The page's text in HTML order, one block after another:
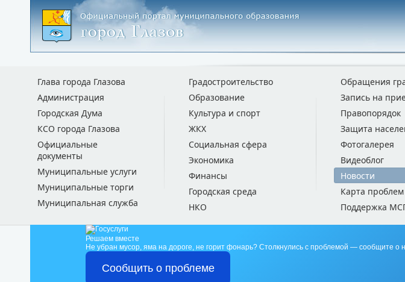
Глава города Глазова
Администрация
Городская Дума
КСО города Глазова
Официальные
документы
Муниципальные услуги
Муниципальные торги
Муниципальная служба
Градостроительство
Образование
Культура и спорт
ЖКХ
Социальная сфера
Экономика
Финансы
Городская среда
НКО
Обращения
Запись на
Правопорядок
Защита
Фотогалерея
Видеоблог
Новости
Карта проблем
Поддержка
Решаем вместе
Не убран мусор, яма на дороге, не горит фонарь? Столкнулись с проблемой — сообщите о
Сообщить о проблеме